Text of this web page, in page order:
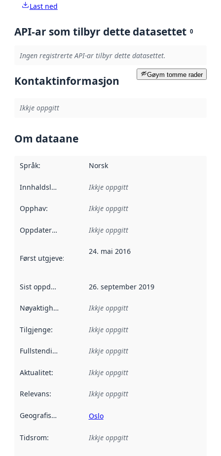
Last ned
API-ar som tilbyr dette datasettet 0
Ingen registrerte API-ar tilbyr dette datasettet.
Gøym tomme rader
Kontaktinformasjon
Ikkje oppgitt
Om dataane
Språk: Norsk
Innhaldsleverandørar :
Ikkje oppgitt
Opphav: Ikkje oppgitt
Oppdateringsfrekvens :
Ikkje oppgitt
Først utgjeve:
24. mai 2016
Sist oppdatert 26. september 2019
Nøyaktigheit Ikkje oppgitt
Tilgjenge: Ikkje oppgitt
Fullstendigheit Ikkje oppgitt
Aktualitet: Ikkje oppgitt
Relevans: Ikkje oppgitt
Geografisk område Oslo
Tidsrom: Ikkje oppgitt